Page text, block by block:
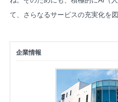
て、さらなるサービスの充実化を
企業情報